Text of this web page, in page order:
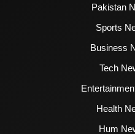
Pakistan
Sports
Business
Tech
Health
Hum